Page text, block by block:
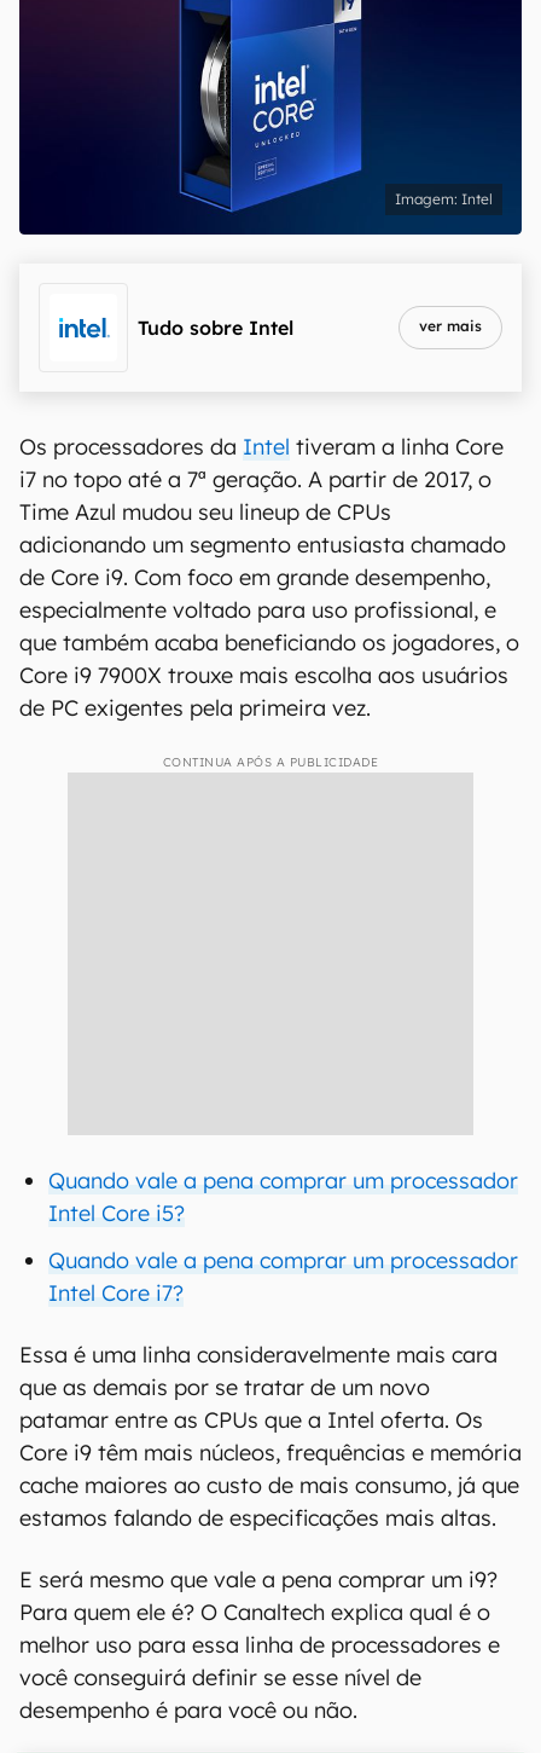
Intel
Tudo sobre Intel ver mais
Os processadores da Intel tiveram a linha Core
i7 no topo até a 7ª geração. A partir de 2017, o
Time Azul mudou seu lineup de CPUs
adicionando um segmento entusiasta chamado
de Core i9. Com foco em grande desempenho,
especialmente voltado para uso profissional, e
que também acaba beneficiando os jogadores, o
Core i9 7900X trouxe mais escolha aos usuários
de PC exigentes pela primeira vez.
CONTINUA APÓS A PUBLICIDADE
Quando vale a pena comprar um processador
Intel Core i5?
Quando vale a pena comprar um processador
Intel Core i7?
Essa é uma linha consideravelmente mais cara
que as demais por se tratar de um novo
patamar entre as CPUs que a Intel oferta. Os
Core i9 têm mais núcleos, frequências e memória
cache maiores ao custo de mais consumo, já que
estamos falando de especificações mais altas.
E será mesmo que vale a pena comprar um i9?
Para quem ele é? O Canaltech explica qual é o
melhor uso para essa linha de processadores e
você conseguirá definir se esse nível de
desempenho é para você ou não.